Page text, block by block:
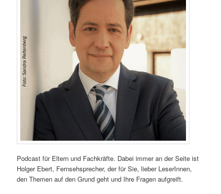
Podcast für Eltern und Fachkräfte. Dabei immer an der Seite ist
Holger Ebert, Fernsehsprecher, der für Sie, lieber LeserInnen,
den Themen auf den Grund geht und Ihre Fragen aufgreift.